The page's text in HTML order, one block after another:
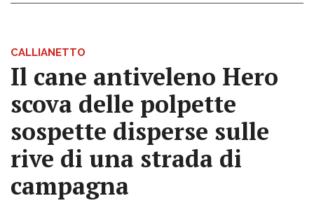
CALLIANETTO
Il cane antiveleno Hero
scova delle polpette
sospette disperse sulle
rive di una strada di
campagna